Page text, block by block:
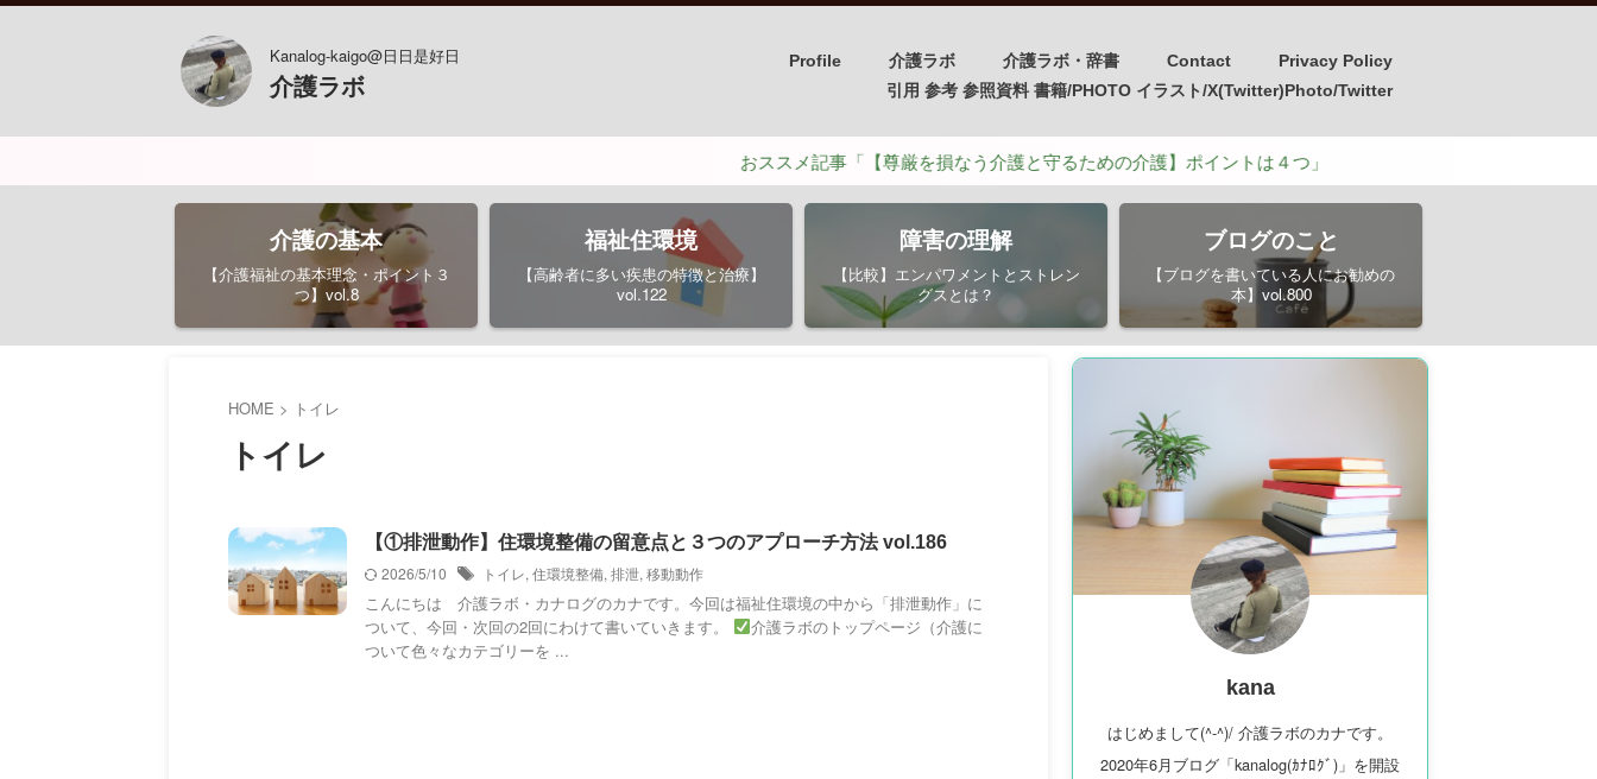
Kanalog-kaigo@日日是好日
介護ラボ
Profile 介護ラボ 介護ラボ・辞書 Contact
Privacy Policy
引用 参考 参照資料 書籍/PHOTO イラスト/X(Twitter)Photo/Twitter
おススメ記事「【尊厳を損なう介護と守るための介護】ポイントは４つ」
介護の基本
【介護福祉の基本理念・ポイント３
つ】vol.8
福祉住環境
【高齢者に多い疾患の特徴と治療】
vol.122
障害の理解
【比較】エンパワメントとストレン
グスとは？
ブログのこと
【ブログを書いている人にお勧めの
本】vol.800
HOME > トイレ
トイレ
【①排泄動作】住環境整備の留意点と３つのアプローチ方法 vol.186
2026/5/10
トイレ, 住環境整備, 排泄, 移動動作
こんにちは 介護ラボ・カナログのカナです。今回は福祉住環境の中から「排泄動作」に
ついて、今回・次回の2回にわけて書いていきます。
介護ラボのトップページ（介護に
ついて色々なカテゴリーを ...
kana
はじめまして(^-^)/ 介護ラボのカナです。
2020年6月ブログ「kanalog(ｶﾅﾛｸﾞ)」を開設